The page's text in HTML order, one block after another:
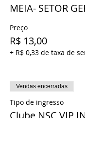
MEIA- SETOR
Preço
R$ 13,00
+ R$ 0,33 de taxa de
Vendas encerradas
Tipo de ingresso
Clube NSC VIP